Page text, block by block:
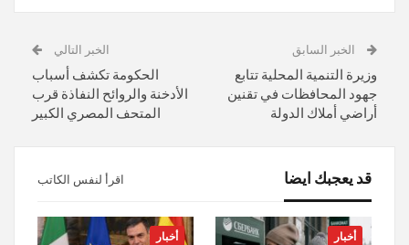
الخبر السابق
وزيرة التنمية المحلية تتابع
جهود المحافظات في تقنين
أراضي أملاك الدولة
الخبر التالي
الحكومة تكشف أسباب
الأدخنة والروائح النفاذة قرب
المتحف المصري الكبير
قد يعجبك ايضا اقرأ لنفس الكاتب
أخبار أخبار